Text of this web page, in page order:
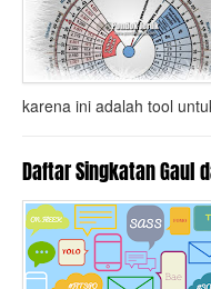
karena ini adalah tool
Daftar Singkatan Gaul